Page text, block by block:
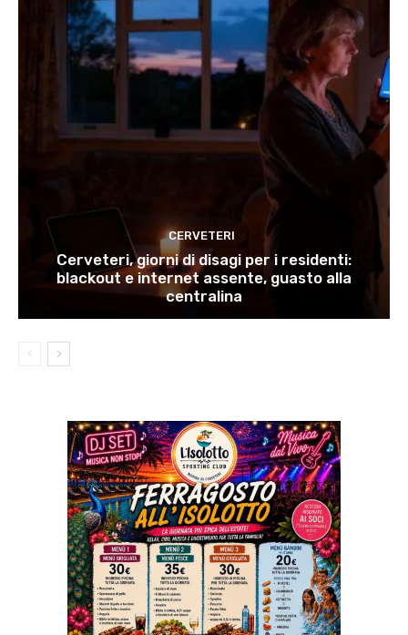
CERVETERI
Cerveteri, giorni di disagi per i residenti:
blackout e internet assente, guasto alla
centralina